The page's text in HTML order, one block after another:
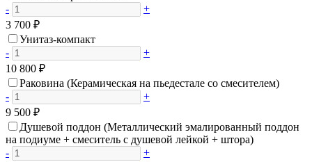
-
+
3 700 ₽
Унитаз-компакт
-
+
10 800 ₽
Раковина (Керамическая на пьедестале со смесителем)
-
+
9 500 ₽
Душевой поддон (Металлический эмалированный поддон
на подиуме + смеситель с душевой лейкой + штора)
-
+